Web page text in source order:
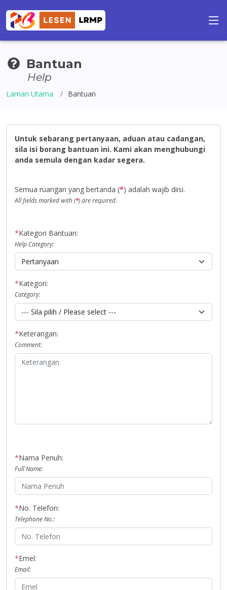
Bantuan
Help
Laman Utama Bantuan
Untuk sebarang pertanyaan, aduan atau cadangan,
sila isi borang bantuan ini. Kami akan menghubungi
anda semula dengan kadar segera.
Semua ruangan yang bertanda (*) adalah wajib diisi.
All fields marked with (*) are required.
*Kategori Bantuan:
Help Category:
*Kategori:
Category:
*Keterangan:
Comment:
*Nama Penuh:
Full Name:
*No. Telefon:
Telephone No.:
*Emel:
Email: